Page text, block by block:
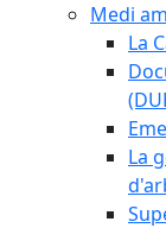
Medi
La
La